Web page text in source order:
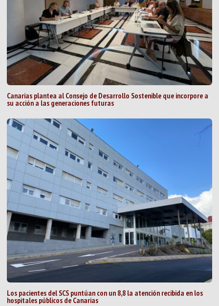
Canarias plantea al Consejo de Desarrollo Sostenible que incorpore a
su acción a las generaciones futuras
Los pacientes del SCS puntúan con un 8,8 la atención recibida en los
hospitales públicos de Canarias